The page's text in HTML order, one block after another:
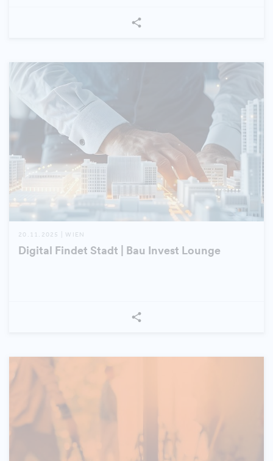
20.11.2025 | WIEN
Digital Findet Stadt | Bau Invest Lounge